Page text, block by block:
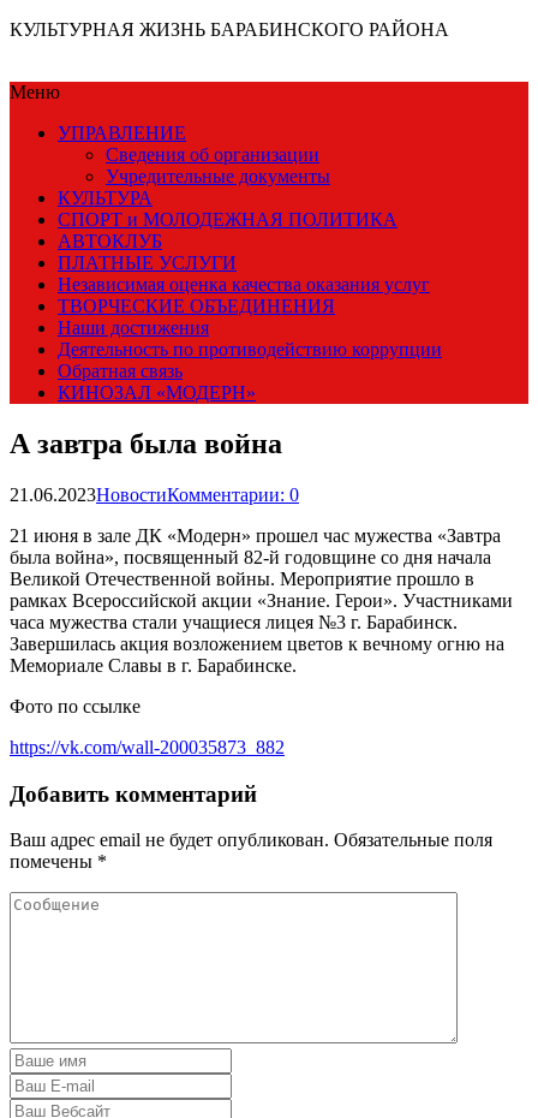
КУЛЬТУРНАЯ ЖИЗНЬ БАРАБИНСКОГО РАЙОНА
Меню
УПРАВЛЕНИЕ
Сведения об организации
Учредительные документы
КУЛЬТУРА
СПОРТ и МОЛОДЕЖНАЯ ПОЛИТИКА
АВТОКЛУБ
ПЛАТНЫЕ УСЛУГИ
Независимая оценка качества оказания услуг
ТВОРЧЕСКИЕ ОБЪЕДИНЕНИЯ
Наши достижения
Деятельность по противодействию коррупции
Обратная связь
КИНОЗАЛ «МОДЕРН»
А завтра была война
21.06.2023НовостиКомментарии: 0
21 июня в зале ДК «Модерн» прошел час мужества «Завтра
была война», посвященный 82-й годовщине со дня начала
Великой Отечественной войны. Мероприятие прошло в
рамках Всероссийской акции «Знание. Герои». Участниками
часа мужества стали учащиеся лицея №3 г. Барабинск.
Завершилась акция возложением цветов к вечному огню на
Мемориале Славы в г. Барабинске.
Фото по ссылке
https://vk.com/wall-200035873_882
Добавить комментарий
Ваш адрес email не будет опубликован. Обязательные поля
помечены *